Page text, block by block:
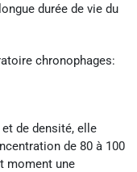
durée de vie du
chronophages:
de densité, elle
de 80 à 100
moment une